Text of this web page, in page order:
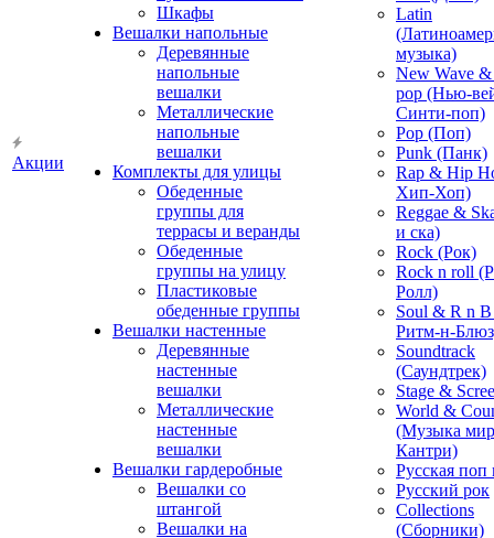
Акции
Шкафы
Вешалки напольные
Деревянные
напольные
вешалки
Металлические
напольные
вешалки
Комплекты для улицы
Обеденные
группы для
террасы и веранды
Обеденные
группы на улицу
Пластиковые
обеденные группы
Вешалки настенные
Деревянные
настенные
вешалки
Металлические
настенные
вешалки
Вешалки гардеробные
Вешалки со
штангой
Вешалки на
Latin
музыка)
New Wave
pop (Нью-
Синти-поп)
Pop (Поп)
Punk (Панк)
Rap & Hip
Хип-Хоп)
Reggae &
и ска)
Rock (Рок)
Rock n roll
Ролл)
Soul & R n
Ритм-н-
Soundtrack
(Саундтрек)
Stage &
World &
(Музыка
Кантри)
Русская поп
Русский рок
Сollections
(Сборники)